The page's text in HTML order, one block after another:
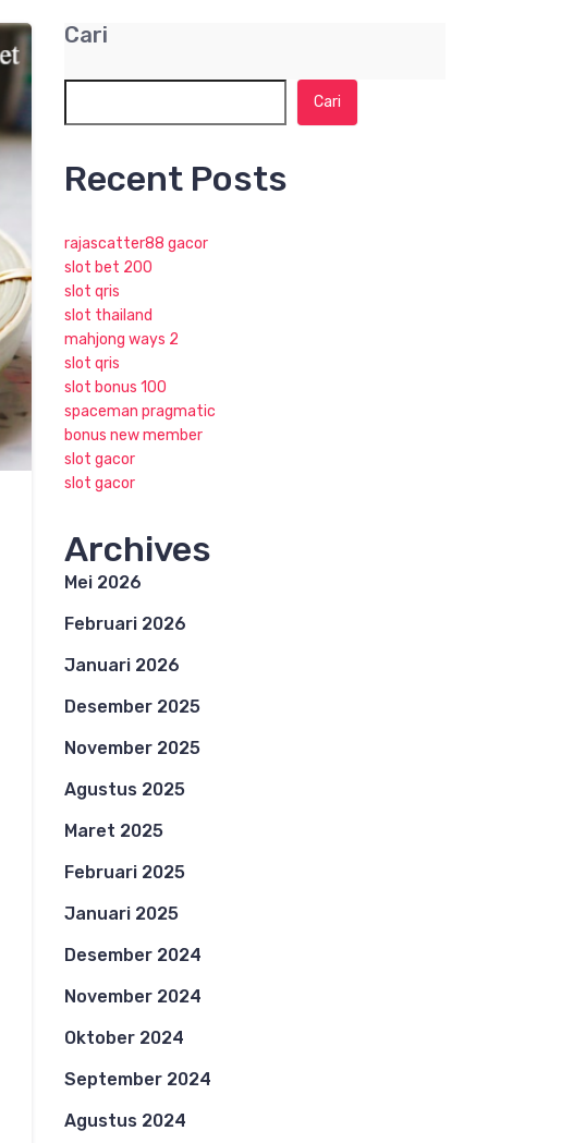
Cari
Cari
Recent Posts
rajascatter88 gacor
slot bet 200
slot qris
slot thailand
mahjong ways 2
slot qris
slot bonus 100
spaceman pragmatic
bonus new member
slot gacor
slot gacor
Archives
Mei 2026
Februari 2026
Januari 2026
Desember 2025
November 2025
Agustus 2025
Maret 2025
Februari 2025
Januari 2025
Desember 2024
November 2024
Oktober 2024
September 2024
Agustus 2024